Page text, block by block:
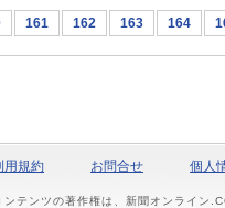
161 162 163 164
用規約 お問合せ 個人
テンツの著作権は、新聞オンライン